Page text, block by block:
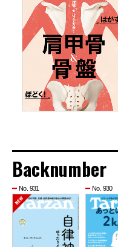
Backnumber
No. 931 No. 930